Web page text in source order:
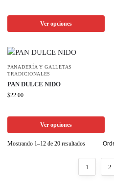
Ver opciones
PANADERÍA Y GALLETAS
TRADICIONALES
PAN DULCE NIDO
$22.00
Ver opciones
Mostrando 1–12 de 20 resultados
1 2